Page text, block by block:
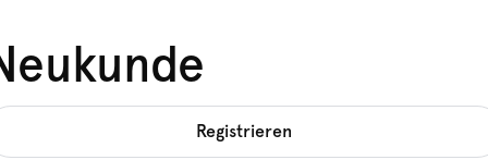
Registrieren